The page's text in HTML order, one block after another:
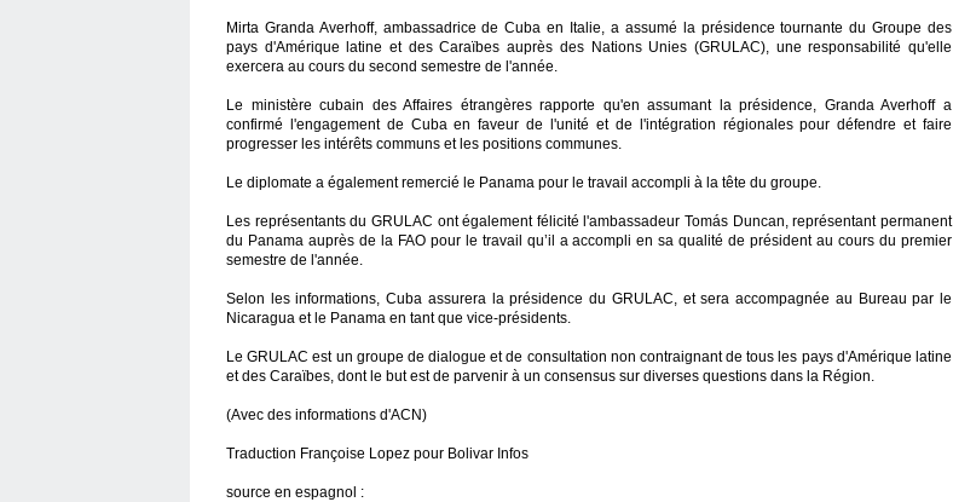
Mirta Granda Averhoff, ambassadrice de Cuba en Italie, a assumé la présidence tournante du Groupe des
pays d'Amérique latine et des Caraïbes auprès des Nations Unies (GRULAC), une responsabilité qu'elle
exercera au cours du second semestre de l'année.
Le ministère cubain des Affaires étrangères rapporte qu'en assumant la présidence, Granda Averhoff a
confirmé l'engagement de Cuba en faveur de l'unité et de l'intégration régionales pour défendre et faire
progresser les intérêts communs et les positions communes.
Le diplomate a également remercié le Panama pour le travail accompli à la tête du groupe.
Les représentants du GRULAC ont également félicité l'ambassadeur Tomás Duncan, représentant permanent
du Panama auprès de la FAO pour le travail qu’il a accompli en sa qualité de président au cours du premier
semestre de l'année.
Selon les informations, Cuba assurera la présidence du GRULAC, et sera accompagnée au Bureau par le
Nicaragua et le Panama en tant que vice-présidents.
Le GRULAC est un groupe de dialogue et de consultation non contraignant de tous les pays d'Amérique latine
et des Caraïbes, dont le but est de parvenir à un consensus sur diverses questions dans la Région.
(Avec des informations d'ACN)
Traduction Françoise Lopez pour Bolivar Infos
source en espagnol :